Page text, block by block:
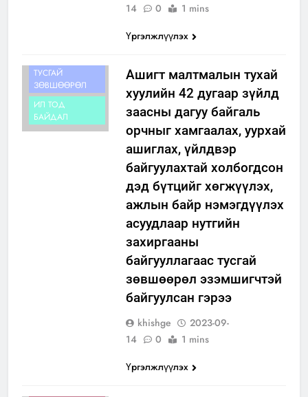
14
0
1 mins
Үргэлжлүүлэх
ТУСГАЙ
ЗӨВШӨӨРӨЛ
ИЛ ТОД
БАЙДАЛ
Ашигт малтмалын тухай
хуулийн 42 дугаар зүйлд
заасны дагуу байгаль
орчныг хамгаалах, уурхай
ашиглах, үйлдвэр
байгуулахтай холбогдсон
дэд бүтцийг хөгжүүлэх,
ажлын байр нэмэгдүүлэх
асуудлаар нутгийн
захиргааны
байгууллагаас тусгай
зөвшөөрөл эзэмшигчтэй
байгуулсан гэрээ
khishge
2023-09-
14
0
1 mins
Үргэлжлүүлэх